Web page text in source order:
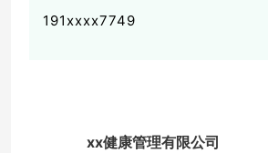
191xxxx7749
xx健康管理有限公司